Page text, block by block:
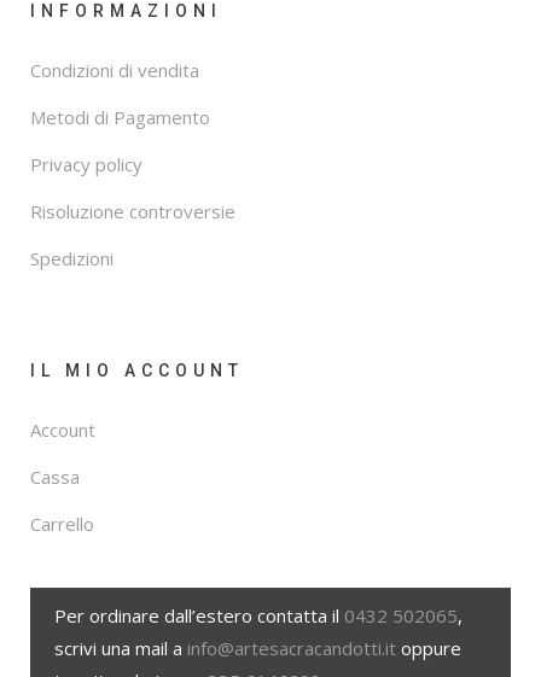
INFORMAZIONI
Condizioni di vendita
Metodi di Pagamento
Privacy policy
Risoluzione controversie
Spedizioni
IL MIO ACCOUNT
Account
Cassa
Carrello
Per ordinare dall’estero contatta il 0432 502065,
scrivi una mail a info@artesacracandotti.it oppure